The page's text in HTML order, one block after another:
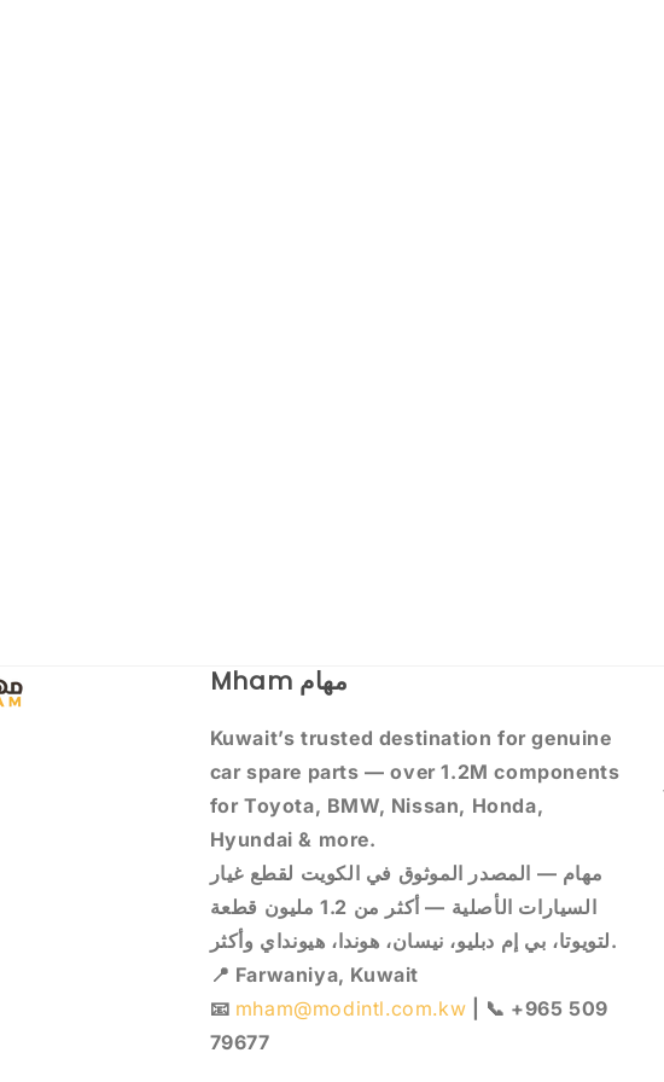
Mham مهام
Kuwait’s trusted destination for genuine
car spare parts — over 1.2M components
for Toyota, BMW, Nissan, Honda,
Hyundai & more.
مهام — المصدر الموثوق في الكويت لقطع غيار
السيارات الأصلية — أكثر من 1.2 مليون قطعة
لتويوتا، بي إم دبليو، نيسان، هوندا، هيونداي وأكثر.
📍 Farwaniya, Kuwait
📧 mham@modintl.com.kw | 📞 +965 509
79677